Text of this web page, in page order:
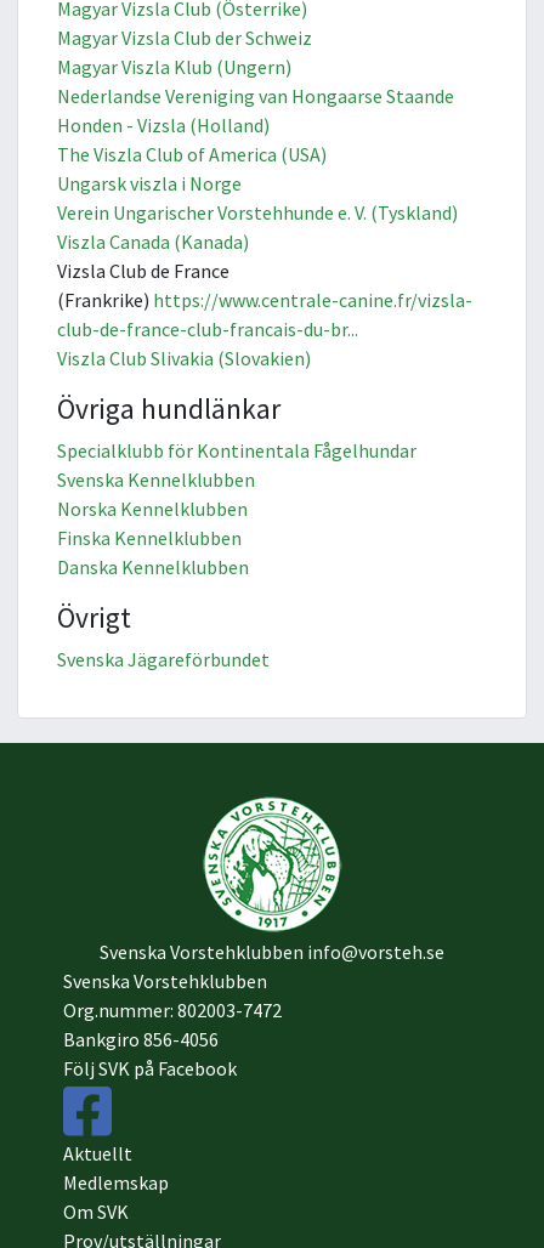
Magyar Vizsla Club (Österrike)
Magyar Vizsla Club der Schweiz
Magyar Viszla Klub (Ungern)
Nederlandse Vereniging van Hongaarse Staande
Honden - Vizsla (Holland)
The Viszla Club of America (USA)
Ungarsk viszla i Norge
Verein Ungarischer Vorstehhunde e. V. (Tyskland)
Viszla Canada (Kanada)
Vizsla Club de France
(Frankrike) https://www.centrale-canine.fr/vizsla-
club-de-france-club-francais-du-br...
Viszla Club Slivakia (Slovakien)
Övriga hundlänkar
Specialklubb för Kontinentala Fågelhundar
Svenska Kennelklubben
Norska Kennelklubben
Finska Kennelklubben
Danska Kennelklubben
Övrigt
Svenska Jägareförbundet
Svenska Vorstehklubben info@vorsteh.se
Svenska Vorstehklubben
Org.nummer: 802003-7472
Bankgiro 856-4056
Följ SVK på Facebook
Aktuellt
Medlemskap
Om SVK
Prov/utställningar